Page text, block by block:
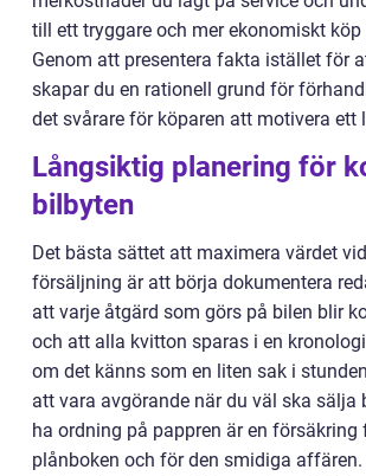
till ett tryggare och mer ekonomiskt
Genom att presentera fakta istället för
skapar du en rationell grund för
det svårare för köparen att motivera ett
Långsiktig planering för
bilbyten
Det bästa sättet att maximera värdet
försäljning är att börja dokumentera
att varje åtgärd som görs på bilen blir
och att alla kvitton sparas i en
om det känns som en liten sak i
att vara avgörande när du väl ska sälja
ha ordning på pappren är en försäkring
plånboken och för den smidiga